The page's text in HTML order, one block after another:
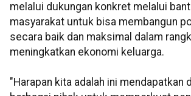
melalui dukungan konkret melalui
masyarakat untuk bisa membangun
secara baik dan maksimal dalam
meningkatkan ekonomi keluarga.
"Harapan kita adalah ini mendapatkan